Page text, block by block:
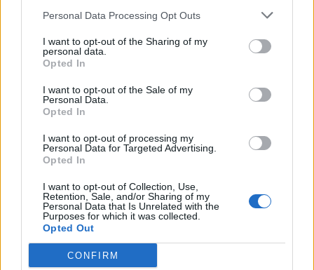
Personal Data Processing Opt Outs
I want to opt-out of the Sharing of my
personal data.
Opted In
I want to opt-out of the Sale of my
Personal Data.
Opted In
I want to opt-out of processing my
Personal Data for Targeted Advertising.
Opted In
I want to opt-out of Collection, Use,
Retention, Sale, and/or Sharing of my
Personal Data that Is Unrelated with the
Purposes for which it was collected.
Opted Out
CONFIRM
Ατρόμητος και Novibet
ανανεώνουν τη συνεργασία τους
μέχρι το 2028
Βραβευμένα κρασιά με την
07/08/26|15:29
CSG: Διψήφια αύξηση εσόδων
και ισχυρό ανεκτέλεστο
συμβάσεων το πρώτο εξάμηνο
του 2026
07/08/26